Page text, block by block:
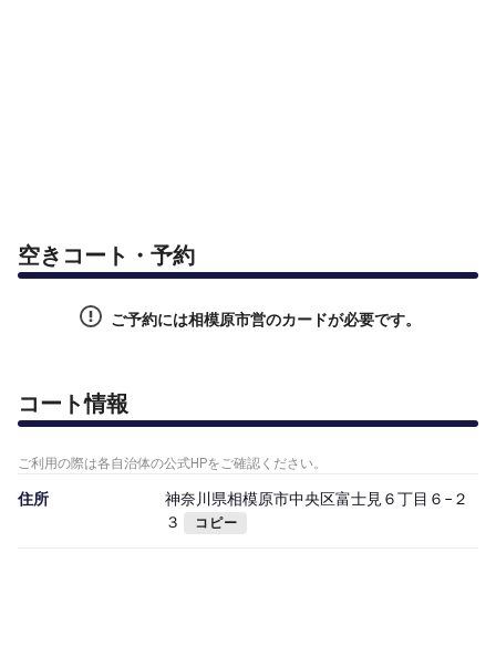
空きコート・予約
ご予約には相模原市営のカードが必要です。
コート情報
ご利用の際は各自治体の公式HPをご確認ください。
住所
神奈川県相模原市中央区富士見６丁目６−２
３
コピー